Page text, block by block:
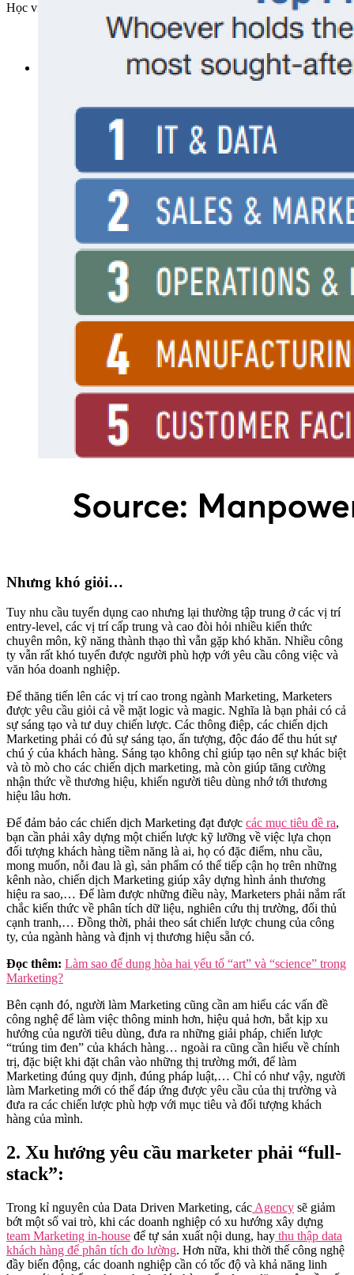
Học viện Marketing Đa quốc gia
Search for:
Nhưng khó giỏi…
Tuy nhu cầu tuyển dụng cao nhưng lại thường tập trung ở các vị trí
entry-level, các vị trí cấp trung và cao đòi hỏi nhiều kiến thức
chuyên môn, kỹ năng thành thạo thì vẫn gặp khó khăn. Nhiều công
ty vẫn rất khó tuyển được người phù hợp với yêu cầu công việc và
văn hóa doanh nghiệp.
Để thăng tiến lên các vị trí cao trong ngành Marketing, Marketers
được yêu cầu giỏi cả về mặt logic và magic. Nghĩa là bạn phải có cả
sự sáng tạo và tư duy chiến lược. Các thông điệp, các chiến dịch
Marketing phải có đủ sự sáng tạo, ấn tượng, độc đáo để thu hút sự
chú ý của khách hàng. Sáng tạo không chỉ giúp tạo nên sự khác biệt
và tò mò cho các chiến dịch marketing, mà còn giúp tăng cường
nhận thức về thương hiệu, khiến người tiêu dùng nhớ tới thương
hiệu lâu hơn.
Để đảm bảo các chiến dịch Marketing đạt được các mục tiêu đề ra,
bạn cần phải xây dựng một chiến lược kỹ lưỡng về việc lựa chọn
đối tượng khách hàng tiềm năng là ai, họ có đặc điểm, nhu cầu,
mong muốn, nỗi đau là gì, sản phẩm có thể tiếp cận họ trên những
kênh nào, chiến dịch Marketing giúp xây dựng hình ảnh thương
hiệu ra sao,… Để làm được những điều này, Marketers phải nắm rất
chắc kiến thức về phân tích dữ liệu, nghiên cứu thị trường, đối thủ
cạnh tranh,… Đồng thời, phải theo sát chiến lược chung của công
ty, của ngành hàng và định vị thương hiệu sẵn có.
Đọc thêm: Làm sao để dung hòa hai yếu tố “art” và “science” trong
Marketing?
Bên cạnh đó, người làm Marketing cũng cần am hiểu các vấn đề
công nghệ để làm việc thông minh hơn, hiệu quả hơn, bắt kịp xu
hướng của người tiêu dùng, đưa ra những giải pháp, chiến lược
“trúng tim đen” của khách hàng… ngoài ra cũng cần hiểu về chính
trị, đặc biệt khi đặt chân vào những thị trường mới, để làm
Marketing đúng quy định, đúng pháp luật,… Chỉ có như vậy, người
làm Marketing mới có thể đáp ứng được yêu cầu của thị trường và
đưa ra các chiến lược phù hợp với mục tiêu và đối tượng khách
hàng của mình.
2. Xu hướng yêu cầu marketer phải “full-
stack”:
Trong kỉ nguyên của Data Driven Marketing, các Agency sẽ giảm
bớt một số vai trò, khi các doanh nghiệp có xu hướng xây dựng
team Marketing in-house để tự sản xuất nội dung, hay thu thập data
khách hàng để phân tích đo lường. Hơn nữa, khi thời thế công nghệ
đầy biến động, các doanh nghiệp cần có tốc độ và khả năng linh